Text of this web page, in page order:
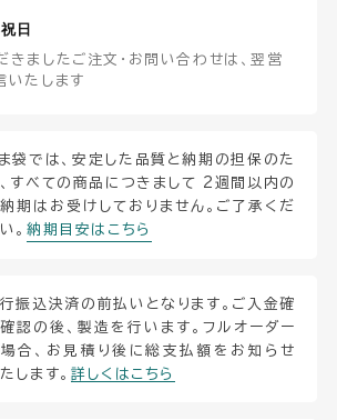
祝日
ましたご注文・お問い合わせは、翌営
いたします
袋では、安定した品質と納期の担保のた
すべての商品につきまして 2週間以内の
期はお受けしておりません。ご了承くだ
。納期目安はこちら
振込決済の前払いとなります。ご入金確
認の後、製造を行います。フルオーダー
合、お見積り後に総支払額をお知らせ
します。 詳しくはこちら